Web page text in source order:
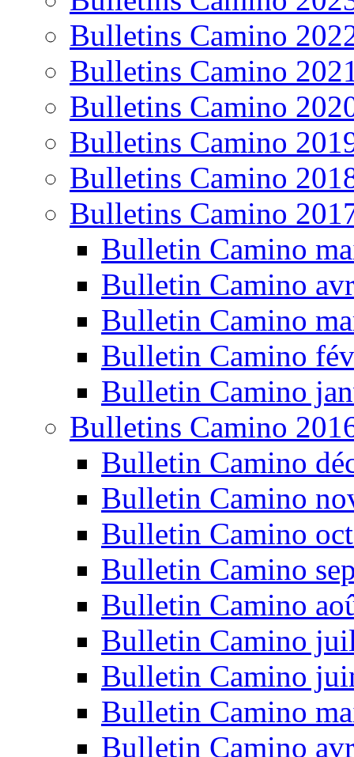
Bulletins Camino
Bulletins Camino
Bulletins Camino
Bulletins Camino
Bulletins Camino
Bulletins Camino
Bulletin Camino
Bulletin Camino
Bulletin Camino
Bulletin Camino
Bulletin Camino
Bulletins Camino
Bulletin Camino
Bulletin Camino
Bulletin Camino
Bulletin Camino
Bulletin Camino
Bulletin Camino
Bulletin Camino
Bulletin Camino
Bulletin Camino